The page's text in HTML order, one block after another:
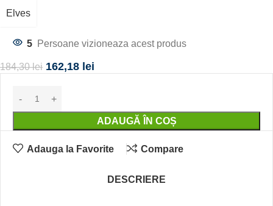
Elves
5 Persoane vizioneaza acest produs
184,30lei 162,18 lei
ADAUGĂ ÎN COȘ
Adauga la Favorite Compare
DESCRIERE